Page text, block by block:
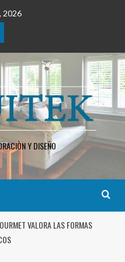
2026
Y DISEÑO
VALORA LAS FORMAS